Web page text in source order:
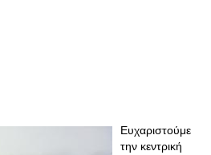
Ευχαριστούμε
την κεντρική